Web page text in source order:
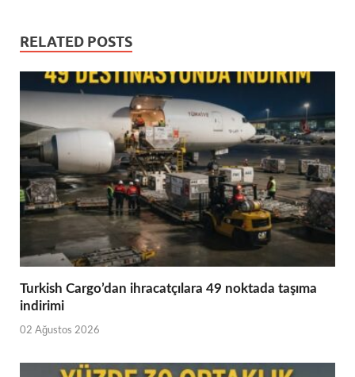
RELATED POSTS
Turkish Cargo’dan ihracatçılara 49 noktada taşıma
indirimi
02 Ağustos 2026